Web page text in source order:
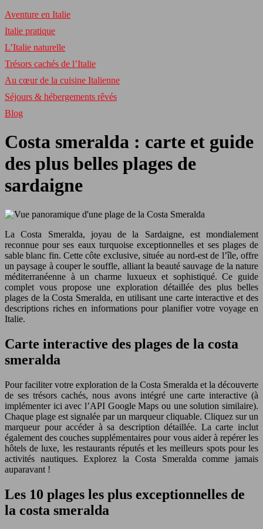
Aventure en Italie
Italie pratique
L’Italie naturelle
Trésors cachés de l’Italie
Au cœur de la cuisine Italienne
Séjours & hébergements rêvés
Blog
Costa smeralda : carte et guide
des plus belles plages de
sardaigne
La Costa Smeralda, joyau de la Sardaigne, est mondialement
reconnue pour ses eaux turquoise exceptionnelles et ses plages de
sable blanc fin. Cette côte exclusive, située au nord-est de l’île, offre
un paysage à couper le souffle, alliant la beauté sauvage de la nature
méditerranéenne à un charme luxueux et sophistiqué. Ce guide
complet vous propose une exploration détaillée des plus belles
plages de la Costa Smeralda, en utilisant une carte interactive et des
descriptions riches en informations pour planifier votre voyage en
Italie.
Carte interactive des plages de la costa
smeralda
Pour faciliter votre exploration de la Costa Smeralda et la découverte
de ses trésors cachés, nous avons intégré une carte interactive (à
implémenter ici avec l’API Google Maps ou une solution similaire).
Chaque plage est signalée par un marqueur cliquable. Cliquez sur un
marqueur pour accéder à sa description détaillée. La carte inclut
également des couches supplémentaires pour vous aider à repérer les
hôtels de luxe, les restaurants réputés et les meilleurs spots pour les
activités nautiques. Explorez la Costa Smeralda comme jamais
auparavant !
Les 10 plages les plus exceptionnelles de
la costa smeralda